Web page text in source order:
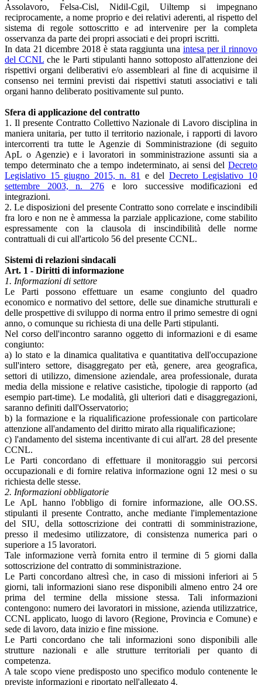
Assolavoro, Felsa-Cisl, Nidil-Cgil, Uiltemp si impegnano
reciprocamente, a nome proprio e dei relativi aderenti, al rispetto del
sistema di regole sottoscritto e ad intervenire per la completa
osservanza da parte dei propri associati e dei propri iscritti.
In data 21 dicembre 2018 è stata raggiunta una intesa per il rinnovo
del CCNL che le Parti stipulanti hanno sottoposto all'attenzione dei
rispettivi organi deliberativi e/o assembleari al fine di acquisirne il
consenso nei termini previsti dai rispettivi statuti associativi e tali
organi hanno deliberato positivamente sul punto.
Sfera di applicazione del contratto
1. Il presente Contratto Collettivo Nazionale di Lavoro disciplina in
maniera unitaria, per tutto il territorio nazionale, i rapporti di lavoro
intercorrenti tra tutte le Agenzie di Somministrazione (di seguito
ApL o Agenzie) e i lavoratori in somministrazione assunti sia a
tempo determinato che a tempo indeterminato, ai sensi del Decreto
Legislativo 15 giugno 2015, n. 81
e del Decreto Legislativo 10
settembre 2003, n. 276e loro successive modificazioni ed
integrazioni.
2. Le disposizioni del presente Contratto sono correlate e inscindibili
fra loro e non ne è ammessa la parziale applicazione, come stabilito
espressamente con la clausola di inscindibilità delle norme
contrattuali di cui all'articolo 56 del presente CCNL.
Sistemi di relazioni sindacali
Art. 1 - Diritti di informazione
1. Informazioni di settore
Le Parti possono effettuare un esame congiunto del quadro
economico e normativo del settore, delle sue dinamiche strutturali e
delle prospettive di sviluppo di norma entro il primo semestre di ogni
anno, o comunque su richiesta di una delle Parti stipulanti.
Nel corso dell'incontro saranno oggetto di informazioni e di esame
congiunto:
a) lo stato e la dinamica qualitativa e quantitativa dell'occupazione
sull'intero settore, disaggregato per età, genere, area geografica,
settori di utilizzo, dimensione aziendale, area professionale, durata
media della missione e relative casistiche, tipologie di rapporto (ad
esempio part-time). Le modalità, gli ulteriori dati e disaggregazioni,
saranno definiti dall'Osservatorio;
b) la formazione e la riqualificazione professionale con particolare
attenzione all'andamento del diritto mirato alla riqualificazione;
c) l'andamento del sistema incentivante di cui all'art. 28 del presente
CCNL.
Le Parti concordano di effettuare il monitoraggio sui percorsi
occupazionali e di fornire relativa informazione ogni 12 mesi o su
richiesta delle stesse.
2. Informazioni obbligatorie
Le ApL hanno l'obbligo di fornire informazione, alle OO.SS.
stipulanti il presente Contratto, anche mediante l'implementazione
del SIU, della sottoscrizione dei contratti di somministrazione,
presso il medesimo utilizzatore, di consistenza numerica pari o
superiore a 15 lavoratori.
Tale informazione verrà fornita entro il termine di 5 giorni dalla
sottoscrizione del contratto di somministrazione.
Le Parti concordano altresì che, in caso di missioni inferiori ai 5
giorni, tali informazioni siano rese disponibili almeno entro 24 ore
prima del termine della missione stessa. Tali informazioni
contengono: numero dei lavoratori in missione, azienda utilizzatrice,
CCNL applicato, luogo di lavoro (Regione, Provincia e Comune) e
sede di lavoro, data inizio e fine missione.
Le Parti concordano che tali informazioni sono disponibili alle
strutture nazionali e alle strutture territoriali per quanto di
competenza.
A tale scopo viene predisposto uno specifico modulo contenente le
previste informazioni e riportato nell'allegato 4.